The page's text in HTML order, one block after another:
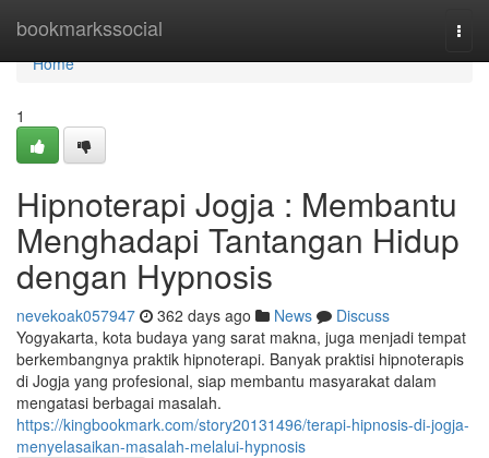
bookmarkssocial
Home
Home
1
Hipnoterapi Jogja : Membantu
Menghadapi Tantangan Hidup
dengan Hypnosis
nevekoak057947 362 days ago News
Discuss
Yogyakarta, kota budaya yang sarat makna, juga menjadi tempat
berkembangnya praktik hipnoterapi. Banyak praktisi hipnoterapis
di Jogja yang profesional, siap membantu masyarakat dalam
mengatasi berbagai masalah.
https://kingbookmark.com/story20131496/terapi-hipnosis-di-jogja-
menyelasaikan-masalah-melalui-hypnosis